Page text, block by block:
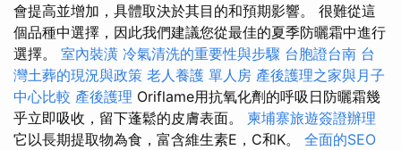
會提高並增加，具體取決於其目的和預期影響。 很難從這
個品種中選擇，因此我們建議您從最佳的夏季防曬霜中進行
選擇。 室內裝潢 冷氣清洗的重要性與步驟 台胞證台南 台
灣土葬的現況與政策 老人養護 單人房 產後護理之家與月子
中心比較 產後護理 Oriflame用抗氧化劑的呼吸日防曬霜幾
乎立即吸收，留下蓬鬆的皮膚表面。 柬埔寨旅遊簽證辦理
它以長期提取物為食，富含維生素E，C和K。 全面的SEO